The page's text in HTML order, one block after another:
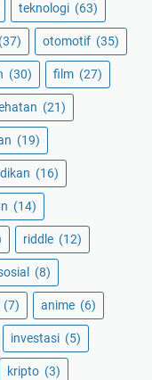
teknologi (63)
(37) otomotif (35)
(30) film (27)
(21)
(19)
(16)
(14)
riddle (12)
(8)
(7) anime (6)
investasi (5)
kripto (3)